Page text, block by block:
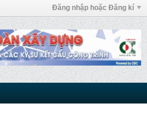
Đăng nhập hoặc Đăng kí